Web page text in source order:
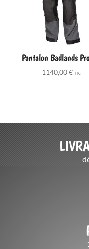
Pantalon Badlands
1140,00€ TTC